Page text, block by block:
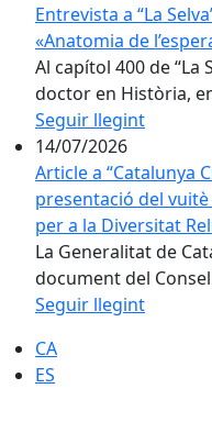
Entrevista a “La
«Anatomia de
Al capítol 400 de “La
doctor en Història,
Seguir llegint
14/07/2026
Article a “Catalunya
presentació del
per a la Diversitat
La Generalitat de
document del
Seguir llegint
CA
ES